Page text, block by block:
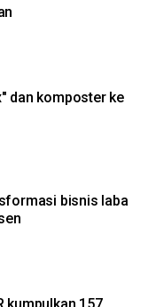
dan komposter ke
bisnis laba